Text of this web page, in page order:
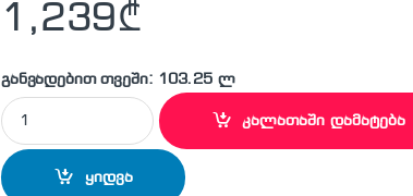
1,239₾
განვადებით თვეში: 103.25 ლ
ჩასაშენებელი ღუმელი BEKO BIM 25401 X Superia
კალათაში დამატება
ყიდვა